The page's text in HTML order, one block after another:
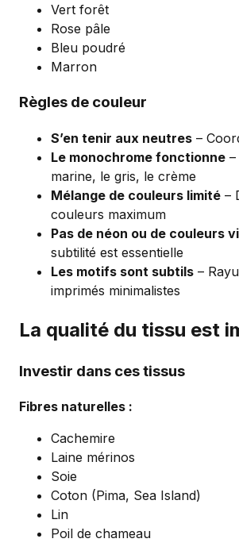
Vert forêt
Rose pâle
Bleu poudré
Marron
Règles de couleur
S’en tenir aux neutres –
Le monochrome fonctionne
marine, le gris, le crème
Mélange de couleurs limité –
couleurs maximum
Pas de néon ou de couleurs
subtilité est essentielle
Les motifs sont subtils –
imprimés minimalistes
La qualité du tissu est
Investir dans ces tissus
Fibres naturelles :
Cachemire
Laine mérinos
Soie
Coton (Pima, Sea Island)
Lin
Poil de chameau